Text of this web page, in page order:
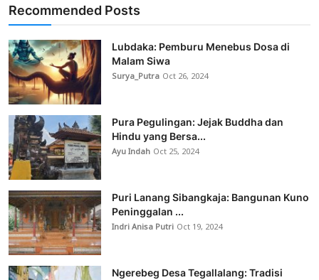
Recommended Posts
Lubdaka: Pemburu Menebus Dosa di
Malam Siwa
Surya_Putra Oct 26, 2024
Pura Pegulingan: Jejak Buddha dan
Hindu yang Bersa...
Ayu Indah Oct 25, 2024
Puri Lanang Sibangkaja: Bangunan Kuno
Peninggalan ...
Indri Anisa Putri Oct 19, 2024
Ngerebeg Desa Tegallalang: Tradisi